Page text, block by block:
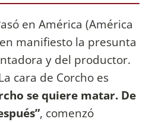
en América (América
manifiesto la presunta
y del productor.
cara de Corcho es
se quiere matar. De
, comenzó